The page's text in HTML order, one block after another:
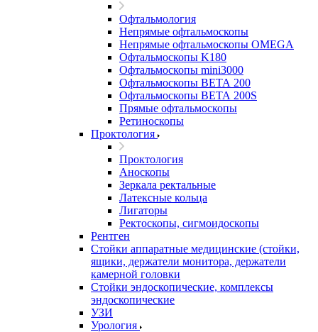
Офтальмология
Непрямые офтальмоскопы
Непрямые офтальмоскопы OMEGA
Офтальмоскопы K180
Офтальмоскопы mini3000
Офтальмоскопы ВЕТА 200
Офтальмоскопы ВЕТА 200S
Прямые офтальмоскопы
Ретиноскопы
Проктология
Проктология
Аноскопы
Зеркала ректальные
Латексные кольца
Лигаторы
Ректоскопы, сигмоидоскопы
Рентген
Стойки аппаратные медицинские (стойки,
ящики, держатели монитора, держатели
камерной головки
Стойки эндоскопические, комплексы
эндоскопические
УЗИ
Урология